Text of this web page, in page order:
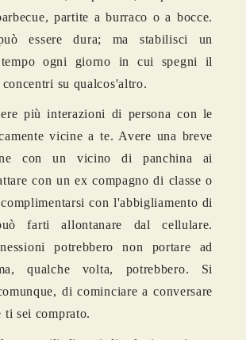
partite a burraco o a bocce.
essere dura; ma stabilisci un
ogni giorno in cui spegni il
su qualcos'altro.
più interazioni di persona con le
vicine a te. Avere una breve
con un vicino di panchina ai
con un ex compagno di classe o
con l'abbigliamento di
farti allontanare dal cellulare.
potrebbero non portare ad
qualche volta, potrebbero. Si
di cominciare a conversare
ti sei comprato.